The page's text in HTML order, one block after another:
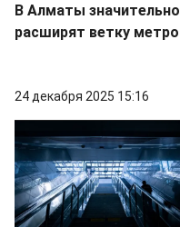
В Алматы значительно
расширят ветку метро
24 декабря 2025 15:16